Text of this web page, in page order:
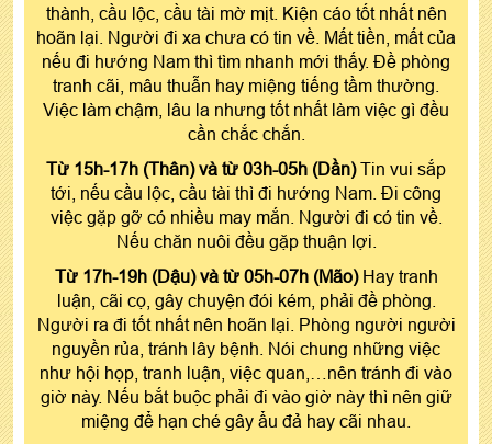
thành, cầu lộc, cầu tài mờ mịt. Kiện cáo tốt nhất nên
hoãn lại. Người đi xa chưa có tin về. Mất tiền, mất của
nếu đi hướng Nam thì tìm nhanh mới thấy. Đề phòng
tranh cãi, mâu thuẫn hay miệng tiếng tầm thường.
Việc làm chậm, lâu la nhưng tốt nhất làm việc gì đều
cần chắc chắn.
Từ 15h-17h (Thân) và từ 03h-05h (Dần) Tin vui sắp
tới, nếu cầu lộc, cầu tài thì đi hướng Nam. Đi công
việc gặp gỡ có nhiều may mắn. Người đi có tin về.
Nếu chăn nuôi đều gặp thuận lợi.
Từ 17h-19h (Dậu) và từ 05h-07h (Mão) Hay tranh
luận, cãi cọ, gây chuyện đói kém, phải đề phòng.
Người ra đi tốt nhất nên hoãn lại. Phòng người người
nguyền rủa, tránh lây bệnh. Nói chung những việc
như hội họp, tranh luận, việc quan,…nên tránh đi vào
giờ này. Nếu bắt buộc phải đi vào giờ này thì nên giữ
miệng để hạn ché gây ẩu đả hay cãi nhau.